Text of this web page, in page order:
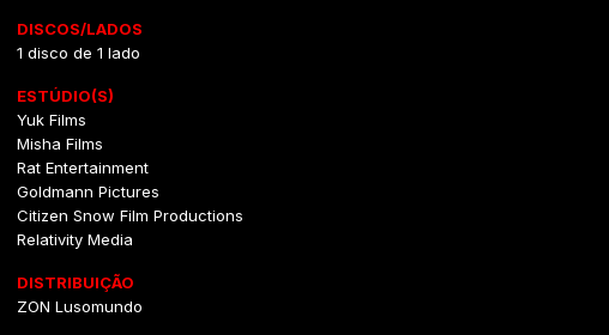
DISCOS/LADOS
1 disco de 1 lado
ESTÚDIO(S)
Yuk Films
Misha Films
Rat Entertainment
Goldmann Pictures
Citizen Snow Film Productions
Relativity Media
DISTRIBUIÇÃO
ZON Lusomundo